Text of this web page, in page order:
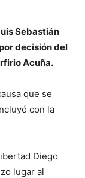
Sebastián
decisión del
Acuña.
que se
con la
Diego
lugar al